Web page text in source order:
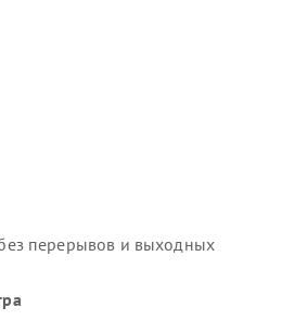
перерывов и выходных